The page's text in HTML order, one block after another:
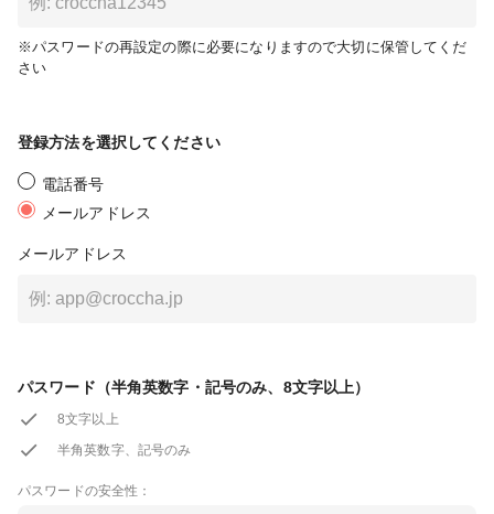
※パスワードの再設定の際に必要になりますので大切に保管してくだ
さい
登録方法を選択してください
電話番号
メールアドレス
メールアドレス
パスワード（半角英数字・記号のみ、8文字以上）
8文字以上
半角英数字、記号のみ
パスワードの安全性：